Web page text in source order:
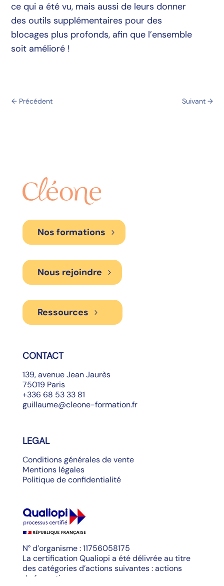
ce qui a été vu, mais aussi de leurs donner
des outils supplémentaires pour des
blocages plus profonds, afin que l’ensemble
soit amélioré !
← Précédent Suivant→
Nos formations
Nous rejoindre
Ressources
CONTACT
139, avenue Jean Jaurès
75019 Paris
+336 68 53 33 81
guillaume@cleone-formation.fr
LEGAL
Conditions générales de vente
Mentions légales
Politique de confidentialité
N° d’organisme : 11756058175
La certification Qualiopi a été délivrée au titre
des catégories d’actions suivantes : actions
de formation.